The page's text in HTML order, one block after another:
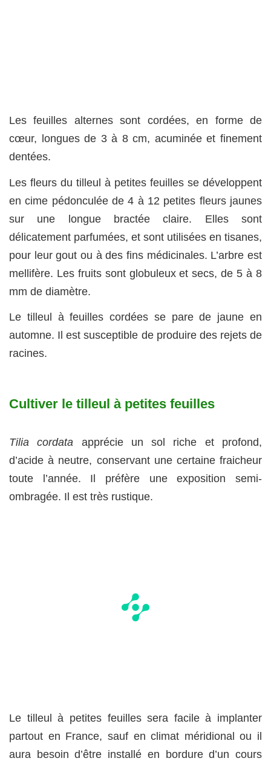
Les feuilles alternes sont cordées, en forme de
cœur, longues de 3 à 8 cm, acuminée et finement
dentées.
Les fleurs du tilleul à petites feuilles se développent
en cime pédonculée de 4 à 12 petites fleurs jaunes
sur une longue bractée claire. Elles sont
délicatement parfumées, et sont utilisées en tisanes,
pour leur gout ou à des fins médicinales. L’arbre est
mellifère. Les fruits sont globuleux et secs, de 5 à 8
mm de diamètre.
Le tilleul à feuilles cordées se pare de jaune en
automne. Il est susceptible de produire des rejets de
racines.
Cultiver le tilleul à petites feuilles
Tilia cordata apprécie un sol riche et profond,
d’acide à neutre, conservant une certaine fraicheur
toute l’année. Il préfère une exposition semi-
ombragée. Il est très rustique.
Le tilleul à petites feuilles sera facile à implanter
partout en France, sauf en climat méridional ou il
aura besoin d’être installé en bordure d’un cours